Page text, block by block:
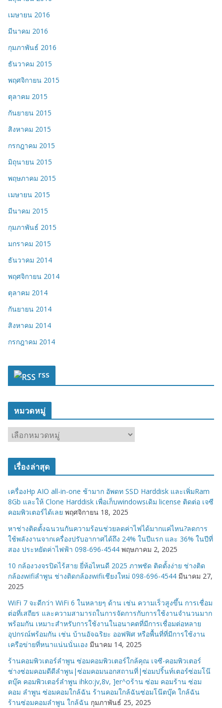
เมษายน 2016
มีนาคม 2016
กุมภาพันธ์ 2016
ธันวาคม 2015
พฤศจิกายน 2015
ตุลาคม 2015
กันยายน 2015
สิงหาคม 2015
กรกฎาคม 2015
มิถุนายน 2015
พฤษภาคม 2015
เมษายน 2015
มีนาคม 2015
กุมภาพันธ์ 2015
มกราคม 2015
ธันวาคม 2014
พฤศจิกายน 2014
ตุลาคม 2014
กันยายน 2014
สิงหาคม 2014
กรกฎาคม 2014
rss
หมวดหมู่
ว
มู่
เรื่องล่าสุด
เครื่องHp AIO all-in-one ช้ามาก อัพดท SSD Harddisk และเพิ่มRam
8Gb และให้ Clone Harddisk เพื่อเก็บwindowsเดิม license ติดต่อ เจซี
คอมพิวเตอร์ได้เลย พฤศจิกายน 18, 2025
หาช่างติดตั้งฉนวนกันความร้อนช่วยลดค่าไฟได้มากแค่ไหน?ลดการ
ใช้พลังงานจากเครื่องปรับอากาศได้ถึง 24% ในปีแรก และ 36% ในปีที่
สอง ประหยัดค่าไฟฟ้า 098-696-4544 พฤษภาคม 2, 2025
10 กล้องวงจรปิดไร้สาย ยี่ห้อไหนดี 2025 ภาพชัด ติดตั้งง่าย ช่างติด
กล้องwifiลำพูน ช่างติดกล้องwifiเชียงใหม่ 098-696-4544 มีนาคม 27,
2025
WiFi 7 จะดีกว่า WiFi 6 ในหลายๆ ด้าน เช่น ความเร็วสูงขึ้น การเชื่อม
ต่อที่เสถียร และความสามารถในการจัดการกับการใช้งานจำนวนมาก
พร้อมกัน เหมาะสำหรับการใช้งานในอนาคตที่มีการเชื่อมต่อหลาย
อุปกรณ์พร้อมกัน เช่น บ้านอัจฉริยะ ออฟฟิศ หรือพื้นที่ที่มีการใช้งาน
เครือข่ายที่หนาแน่นนั่นเอง มีนาคม 14, 2025
ร้านคอมพิวเตอร์ลำพูน ซ่อมคอมพิวเตอร์ใกล้คุณ เจซี-คอมพิวเตอร์
ช่างซ่อมคอมดีดีลำพูน|ซ่อมคอมนอกสถานที่|ซ่อมปริ้นท์เตอร์ซ่อมโน๊
ตบุ๊ค คอมพิวเตอร์ลำพูน ihko:jv,8v, ]er^oร้าน ซ่อม คอมร้าน ซ่อม
คอม ลำพูน ซ่อมคอมใกล้ฉัน ร้านคอมใกล้ฉันซ่อมโน๊ตบุ๊ค ใกล้ฉัน
ร้านซ่อมคอมลำพูน ใกล้ฉัน กุมภาพันธ์ 25, 2025